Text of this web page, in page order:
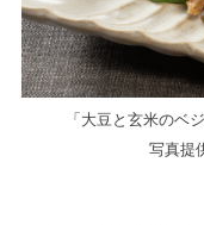
「大豆と玄米のベ
写真提